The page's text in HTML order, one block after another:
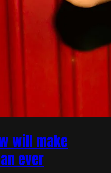
will make
ever